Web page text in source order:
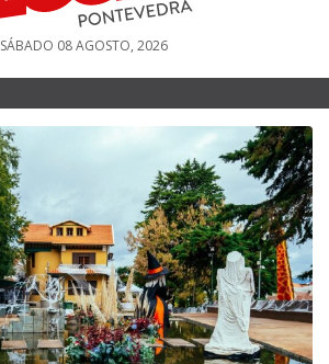
SÁBADO 08 AGOSTO, 2026